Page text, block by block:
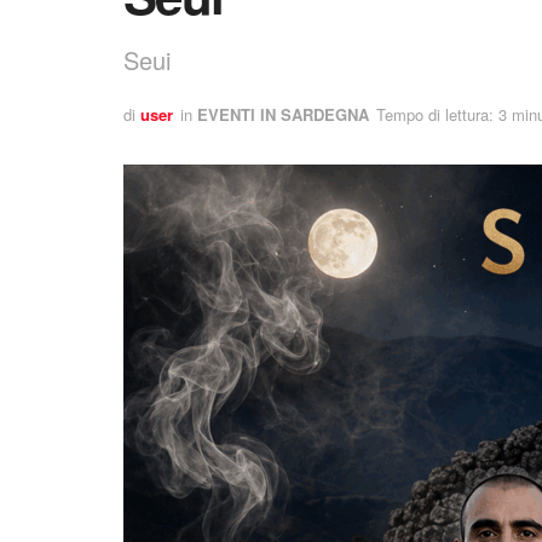
Seui
di user in EVENTI IN SARDEGNA Tempo di lettura: 3